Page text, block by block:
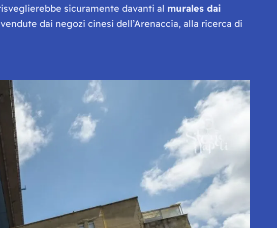
sicuramente davanti al murales dai
dai negozi cinesi dell’Arenaccia, alla ricerca di